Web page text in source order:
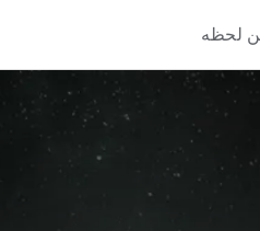
لحظه